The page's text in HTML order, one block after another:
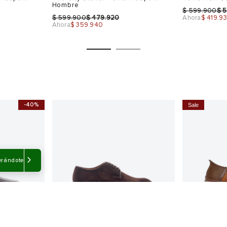
USA
10
11
Hombre
$599.900$479.920
Ahora$ 359.940
41 8
$599.900$
Ahora$
40
40.5
-40% Sale